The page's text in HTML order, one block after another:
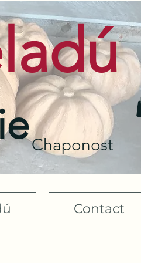
Chaponost
Contact